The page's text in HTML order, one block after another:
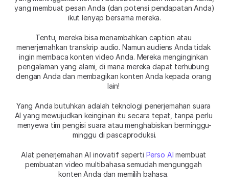
yang membuat pesan Anda (dan potensi pendapatan Anda)
ikut lenyap bersama mereka.
Tentu, mereka bisa menambahkan caption atau
menerjemahkan transkrip audio. Namun audiens Anda tidak
ingin membaca konten video Anda. Mereka menginginkan
pengalaman yang alami, di mana mereka dapat terhubung
dengan Anda dan membagikan konten Anda kepada orang
lain!
Yang Anda butuhkan adalah teknologi penerjemahan suara
AI yang mewujudkan keinginan itu secara tepat, tanpa perlu
menyewa tim pengisi suara atau menghabiskan berminggu-
minggu di pascaproduksi.
Alat penerjemahan AI inovatif seperti Perso AI membuat
pembuatan video multibahasa semudah mengunggah
konten Anda dan memilih bahasa.